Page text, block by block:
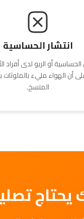
انتشار الحساسية
أو الربو لدى
أن الهواء مليء بالملوثات
المتسخ.